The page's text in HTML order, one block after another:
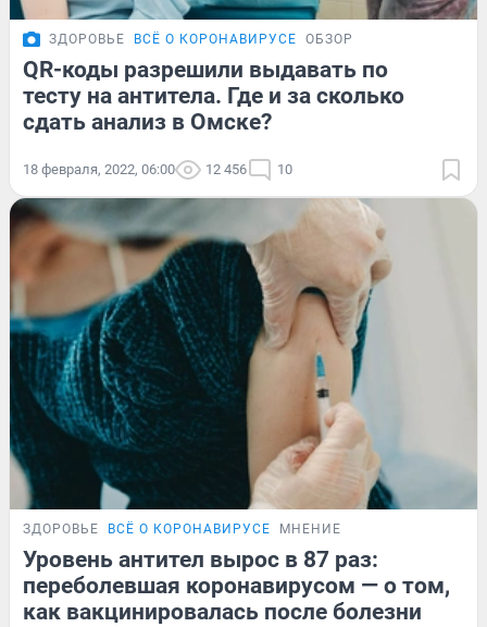
ЗДОРОВЬЕ ВСЁ О КОРОНАВИРУСЕ ОБЗОР
QR-коды разрешили выдавать по
тесту на антитела. Где и за сколько
сдать анализ в Омске?
18 февраля, 2022, 06:00 12 456 10
ЗДОРОВЬЕ ВСЁ О КОРОНАВИРУСЕ МНЕНИЕ
Уровень антител вырос в 87 раз:
переболевшая коронавирусом — о том,
как вакцинировалась после болезни